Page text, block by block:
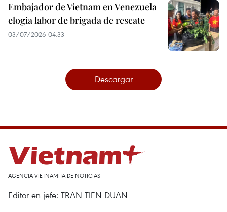
Embajador de Vietnam en Venezuela
elogia labor de brigada de rescate
03/07/2026 04:33
Descargar
AGENCIA VIETNAMITA DE NOTICIAS
Editor en jefe: TRAN TIEN DUAN